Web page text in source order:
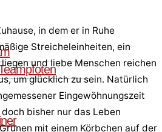
in dem er in Ruhe
Streicheleinheiten, ein
und liebe Menschen reichen
um glücklich zu sein. Natürlich
Eingewöhnungszeit
bisher nur das Leben
mit einem Körbchen auf der